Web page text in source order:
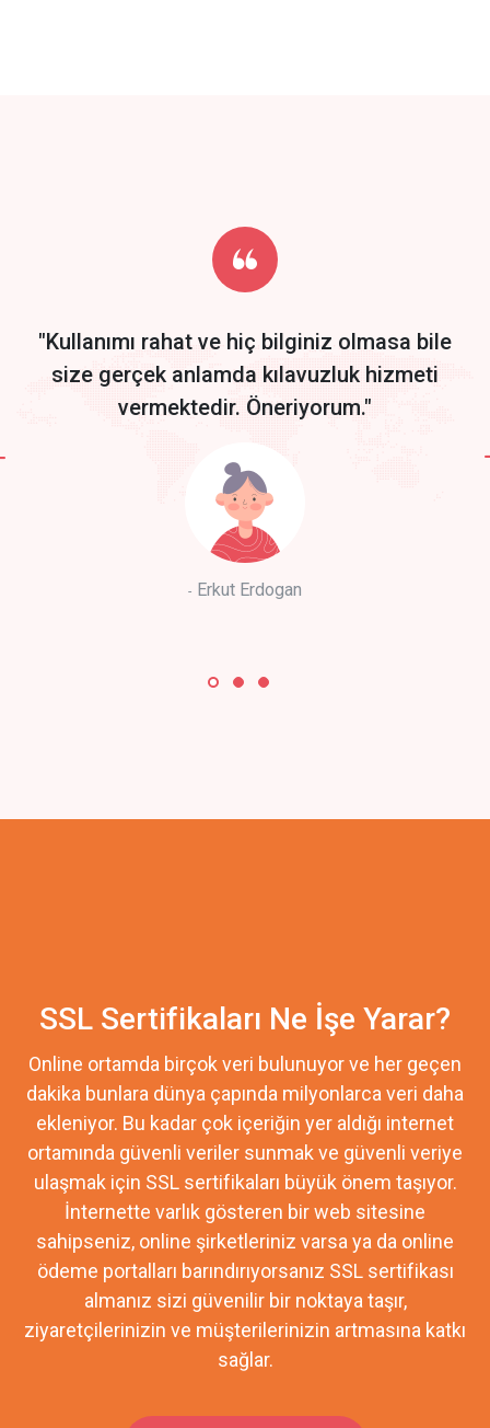
Start by trying our service for 30 days free trial no credit card
required.
"Kullanımı rahat ve hiç bilginiz olmasa bile
size gerçek anlamda kılavuzluk hizmeti
vermektedir. Öneriyorum."
Erkut Erdogan
SSL Sertifikaları Ne İşe Yarar?
Online ortamda birçok veri bulunuyor ve her geçen
dakika bunlara dünya çapında milyonlarca veri daha
ekleniyor. Bu kadar çok içeriğin yer aldığı internet
ortamında güvenli veriler sunmak ve güvenli veriye
ulaşmak için SSL sertifikaları büyük önem taşıyor.
İnternette varlık gösteren bir web sitesine
sahipseniz, online şirketleriniz varsa ya da online
ödeme portalları barındırıyorsanız SSL sertifikası
almanız sizi güvenilir bir noktaya taşır,
ziyaretçilerinizin ve müşterilerinizin artmasına katkı
sağlar.